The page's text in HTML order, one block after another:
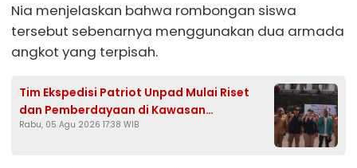
Nia menjelaskan bahwa rombongan siswa
tersebut sebenarnya menggunakan dua armada
angkot yang terpisah.
Tim Ekspedisi Patriot Unpad Mulai Riset
dan Pemberdayaan di Kawasan
Transmigrasi Bomberay–Tomage, Fakfak
Rabu, 05 Agu 2026 17:38 WIB